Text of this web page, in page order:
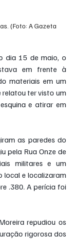
(Foto: A Gazeta
dia 15 de maio, o
em frente à
materiais em um
relatou ter visto um
e atirar em
as paredes do
pela Rua Onze de
militares e um
local e localizaram
.380. A perícia foi
repudiou os
rigorosa dos